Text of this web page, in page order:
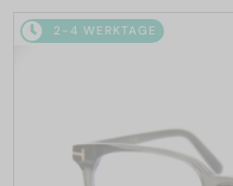
2-4 WERKTAGE